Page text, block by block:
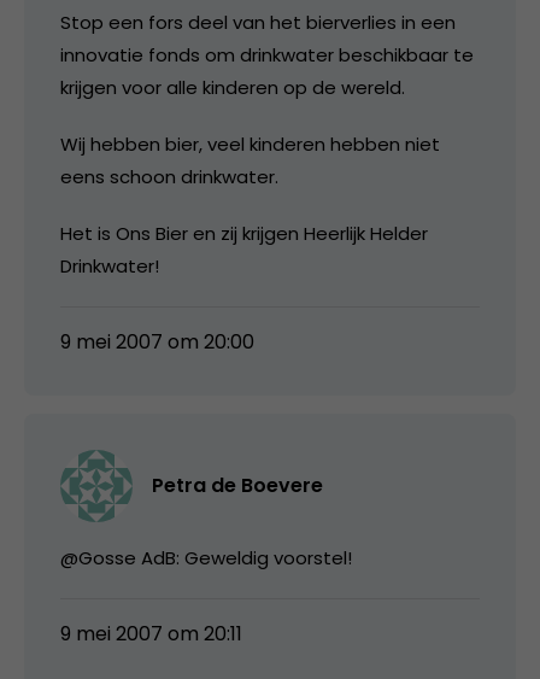
Stop een fors deel van het bierverlies in een
innovatie fonds om drinkwater beschikbaar te
krijgen voor alle kinderen op de wereld.
Wij hebben bier, veel kinderen hebben niet
eens schoon drinkwater.
Het is Ons Bier en zij krijgen Heerlijk Helder
Drinkwater!
9 mei 2007 om 20:00
Petra de Boevere
@Gosse AdB: Geweldig voorstel!
9 mei 2007 om 20:11